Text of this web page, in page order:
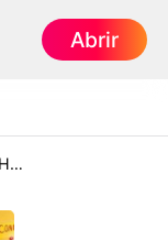
Abrir
Apártense, Soy la Heredera A+